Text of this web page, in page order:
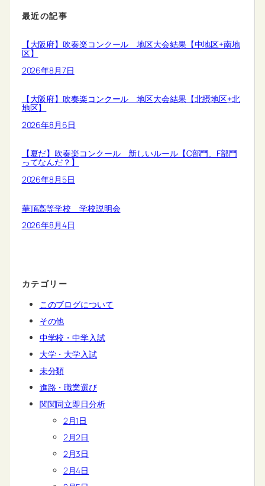
最近の記事
【大阪府】吹奏楽コンクール 地区大会結果【中地区+南地
区】
2026年8月7日
【大阪府】吹奏楽コンクール 地区大会結果【北摂地区+北
地区】
2026年8月6日
【夏だ】吹奏楽コンクール 新しいルール【C部門、F部門
ってなんだ？】
2026年8月5日
華頂高等学校 学校説明会
2026年8月4日
カテゴリー
このブログについて
その他
中学校・中学入試
大学・大学入試
未分類
進路・職業選び
関関同立即日分析
2月1日
2月2日
2月3日
2月4日